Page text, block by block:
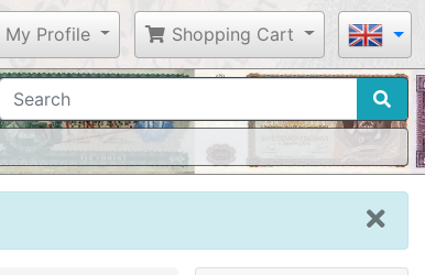
My Profile Shopping Cart